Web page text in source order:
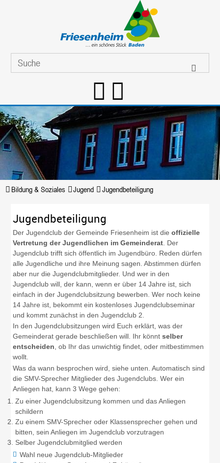
Bildung & Soziales Jugend Jugendbeteiligung
Jugendbeteiligung
Der Jugendclub der Gemeinde Friesenheim ist die offizielle
Vertretung der Jugendlichen im Gemeinderat . Der
Jugendclub trifft sich öffentlich im Jugendbüro. Reden dürfen
alle Jugendliche und ihre Meinung sagen. Abstimmen dürfen
aber nur die Jugendclubmitglieder. Und wer in den
Jugendclub will, der kann, wenn er über 14 Jahre ist, sich
einfach in der Jugendclubsitzung bewerben. Wer noch keine
14 Jahre ist, bekommt ein kostenloses Jugendclubseminar
und kommt zunächst in den Jugendclub 2.
In den Jugendclubsitzungen wird Euch erklärt, was der
Gemeinderat gerade beschließen will. Ihr könntselber
entscheiden, ob Ihr das unwichtig findet, oder mitbestimmen
wollt.
Was da wann besprochen wird, siehe unten. Automatisch sind
die SMV-Sprecher Mitglieder des Jugendclubs. Wer ein
Anliegen hat, kann 3 Wege gehen:
Zu einer Jugendclubsitzung kommen und das Anliegen
schildern
Zu einem SMV-Sprecher oder Klassensprecher gehen und
bitten, sein Anliegen im Jugendclub vorzutragen
Selber Jugendclubmitglied werden
Wahl neue Jugendclub-Mitglieder